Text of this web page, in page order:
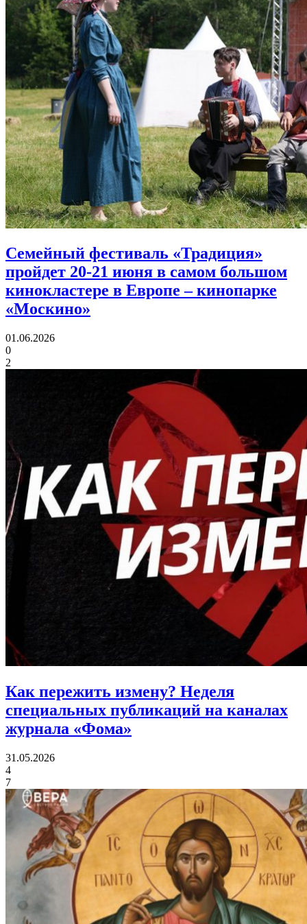
Семейный фестиваль «Традиция»
пройдет 20-21 июня в самом большом
кинокластере в Европе – кинопарке
«Москино»
01.06.2026
0
2
Как пережить измену? Неделя
специальных публикаций на каналах
журнала «Фома»
31.05.2026
4
7